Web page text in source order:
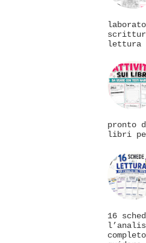
lettura
pronto
libri
16